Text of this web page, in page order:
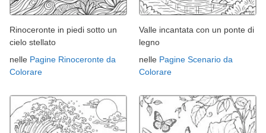
Rinoceronte in piedi sotto un
cielo stellato
nelle Pagine Rinoceronte da
Colorare
Valle incantata con un ponte di
legno
nelle Pagine Scenario da
Colorare